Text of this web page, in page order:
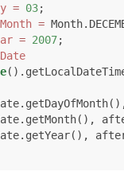
= 03;
=
= 2007;